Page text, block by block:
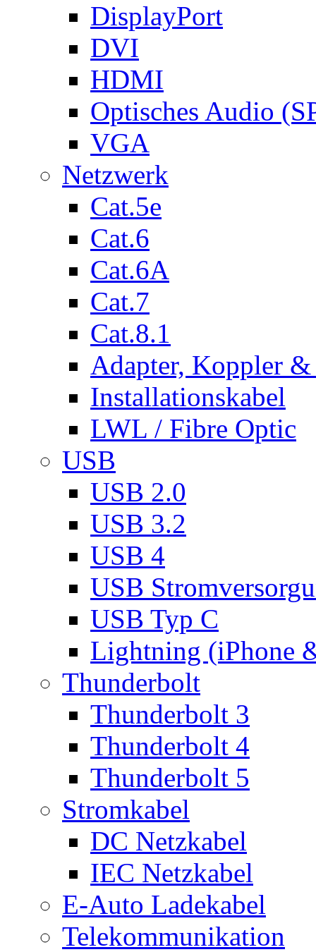
DisplayPort
DVI
HDMI
Optisches Audio
VGA
Netzwerk
Cat.5e
Cat.6
Cat.6A
Cat.7
Cat.8.1
Adapter, Koppler &
Installationskabel
LWL / Fibre Optic
USB
USB 2.0
USB 3.2
USB 4
USB
USB Typ C
Lightning (iPhone
Thunderbolt
Thunderbolt 3
Thunderbolt 4
Thunderbolt 5
Stromkabel
DC Netzkabel
IEC Netzkabel
E-Auto Ladekabel
Telekommunikation